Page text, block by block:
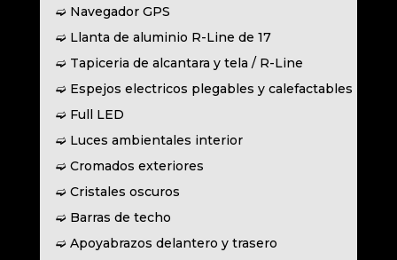
➫ Navegador GPS
➫ Llanta de aluminio R-Line de 17
➫ Tapiceria de alcantara y tela / R-Line
➫ Espejos electricos plegables y calefactables
➫ Full LED
➫ Luces ambientales interior
➫ Cromados exteriores
➫ Cristales oscuros
➫ Barras de techo
➫ Apoyabrazos delantero y trasero